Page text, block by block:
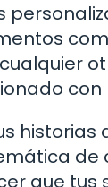
con
historias
de
que tus